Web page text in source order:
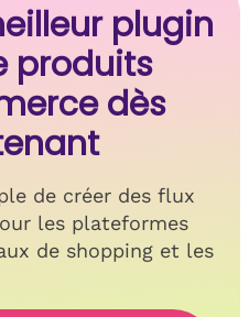
plugin
produits
dès
de créer des flux
les plateformes
de shopping et les